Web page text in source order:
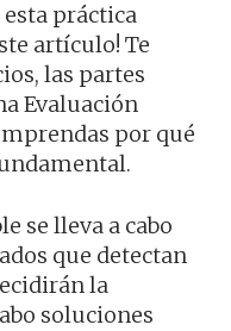
esta práctica
artículo! Te
las partes
Evaluación
por qué
se lleva a cabo
que detectan
la
soluciones